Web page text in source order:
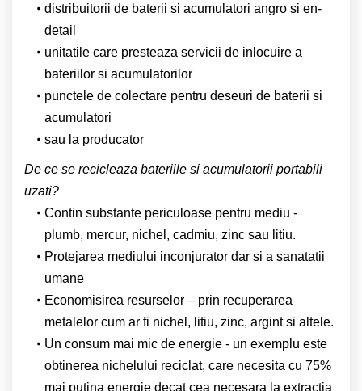
distribuitorii de baterii si acumulatori angro si en-
detail
unitatile care presteaza servicii de inlocuire a
bateriilor si acumulatorilor
punctele de colectare pentru deseuri de baterii si
acumulatori
sau la producator
De ce se recicleaza bateriile si acumulatorii portabili
uzati?
Contin substante periculoase pentru mediu -
plumb, mercur, nichel, cadmiu, zinc sau litiu.
Protejarea mediului inconjurator dar si a sanatatii
umane
Economisirea resurselor – prin recuperarea
metalelor cum ar fi nichel, litiu, zinc, argint si altele.
Un consum mai mic de energie - un exemplu este
obtinerea nichelului reciclat, care necesita cu 75%
mai putina energie decat cea necesara la extractia